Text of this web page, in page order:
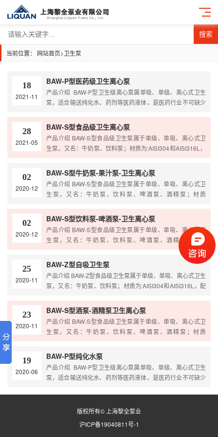
搜索
当前位置： 网站首页>卫生泵
18
2021-11
BAW-P型医药级卫生离心泵
产品介绍 BAW-P型卫生级离心泵属单吸、单级、离心式卫生
泵，适合输送纯化水、药剂等医药液体，是医药行业不可缺少
备、CIP清洗等阻力较大的系统中应用。我公司也可为有颗粒
物的介质定做开式叶轮使其输送更顺畅，是药厂的好选择。
产品原理 BAW-P型卫生离心泵作为一种理想选择优点在于：
结构简单、拆卸方便、…
28
2021-05
BAW-S型食品级卫生离心泵
产品介绍 BAW-S型食品级卫生泵属于单级、单吸、离心式卫
生泵，又名：牛奶泵、饮料泵；材质为:AISI304和AISI316L，
配有三脚支撑支架，内部处理光滑，无毛刺，可保证液体经过
无残留，更不会滋生细菌，我公司也可为有颗粒物的介质定做
开式叶轮使其输送更顺畅，是食品厂好的选择！ 产品原理
BAW-S系 列卫生泵主要由泵体、泵座、电机组成。各部分分
别由螺栓联…
02
2020-12
BAW-S型牛奶泵-果汁泵-卫生离心泵
产品介绍 BAW-S型食品级卫生泵属于单级、单吸、离心式卫
生泵，又名：牛奶泵、饮料泵、啤酒泵、酒精泵；材质
无毛刺，可保证液体经过无残留，更不会滋生细菌，我公司也
可为有颗粒物的介质定做开式叶轮使其输送更顺畅，是食品厂
好的选择！ 产品原理 BAW-S系 列卫生泵主要由泵体、泵
座、电机组成。各…
02
2020-12
BAW-S型饮料泵-啤酒泵-卫生离心泵
产品介绍 BAW-S型食品级卫生泵属于单级、单吸、离心式卫
生泵，又名：牛奶泵、饮料泵、啤酒泵、酒精泵；材质
为:AISI304和AISI316L，配有三脚支撑支架，内部处理光滑，
无毛刺，可保证液体经过无残留，更不会滋生细菌，我公司也
可为有颗粒物的介质定做开式叶轮使其输送更顺畅，是食品厂
好的选择！ 产品原理 BAW-S系 列卫生泵主要由泵体、泵
座、电机组成。各…
25
2020-11
BAW-Z型自吸卫生泵
产品介绍 BAW-Z型食品级卫生泵属于单级、单吸、离心式卫生
泵，又名：牛奶泵、饮料泵；材质为:AISI304和AISI316L，配
残留，更不会滋生细菌，我公司也可为有颗粒物的介质定做开
式叶轮使其输送更顺畅，是食品厂好的选择！ 产品原理
BAW-S系 列卫生泵主要由泵体、泵座、电机组成。各部分分
别由螺…
23
2020-11
BAW-S型酒泵-酒精泵卫生离心泵
产品介绍 BAW-S型食品级卫生泵属于单级、单吸、离心式卫
生泵，又名：牛奶泵、饮料泵、啤酒泵、酒精泵；材质
为:AISI304和AISI316L，配有三脚支撑支架，内部处理光滑，
无毛刺，可保证液体经过无残留，更不会滋生细菌，我公司也
可为有颗粒物的介质定做开式叶轮使其输送更顺畅，是食品厂
好的选择！ 产品原理 BAW-S系 列卫生泵主要由泵体、泵
座、电机组成。各…
19
2020-06
BAW-P型纯化水泵
产品介绍 BAW-P型卫生级离心泵属单吸、单级、离心式卫生
泵，适合输送纯化水、药剂等医药液体，是医药行业不可缺少
物的介质定做开式叶轮使其输送更顺畅，是药厂的好选择。
结构简单、拆卸方便、…
版权所有© 上海黎全泵业
沪ICP备19040811号-1